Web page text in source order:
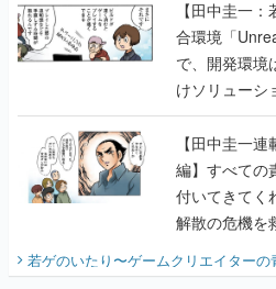
【田中圭一
合環境「
で、開発環境
けソリューシ
に行って、よ
【田中圭一
編】すべての
付いてきてく
解散の危機を
開く。業界
『少年ジャン
若ゲのいたり〜ゲームクリエイターの